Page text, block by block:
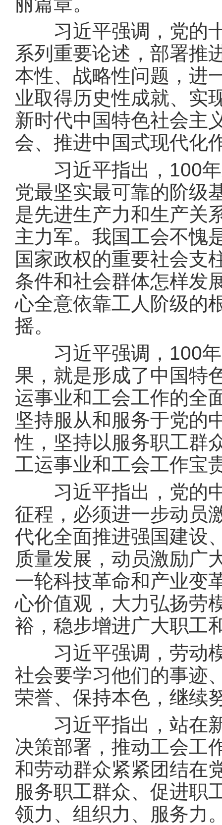
习近平强调，党的十
系列重要论述，部署推
本性、战略性问题，进
业取得历史性成就、实
新时代中国特色社会主
会、推进中国式现代化
习近平指出，100年
党最坚实最可靠的阶级
是先进生产力和生产关
主力军。我国工会不愧
国家政权的重要社会支
条件和社会群体怎样发
心全意依靠工人阶级的
摇。
习近平强调，100年
果，就是形成了中国特
运事业和工会工作的全
坚持服从和服务于党的
性，坚持以服务职工群
工运事业和工会工作宝
习近平指出，党的中
征程，必须进一步动员
代化全面推进强国建设
质量发展，动员激励广
一轮科技革命和产业变
心价值观，大力弘扬劳
裕，稳步增进广大职工
习近平强调，劳动模
社会要学习他们的事迹
荣誉、保持本色，继续
习近平指出，站在新
决策部署，推动工会工
和劳动群众紧紧团结在
服务职工群众、促进职
领力、组织力、服务力